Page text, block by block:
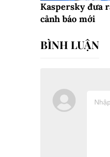
Kaspersky đưa
cảnh báo mới